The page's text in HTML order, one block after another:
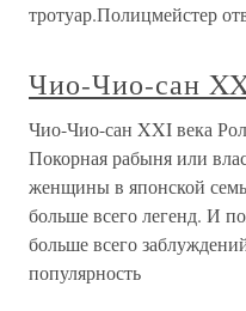
тротуар.Полицмейстер
Чио-Чио-сан
Чио-Чио-сан XXI века
Покорная рабыня или
женщины в японской
больше всего легенд. И
больше всего
популярность